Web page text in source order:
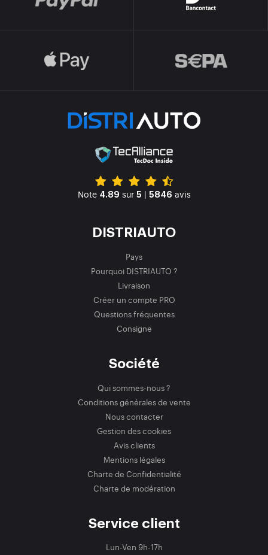
Note 4.89 sur 5 | 5846 avis
DISTRIAUTO
Pays
Pourquoi DISTRIAUTO ?
Livraison
Créer un compte PRO
Questions fréquentes
Consigne
Société
Qui sommes-nous ?
Conditions générales de vente
Nous contacter
Gestion des cookies
Avis clients
Mentions légales
Charte de Confidentialité
Charte de modération
Service client
Lun-Ven 9h-17h